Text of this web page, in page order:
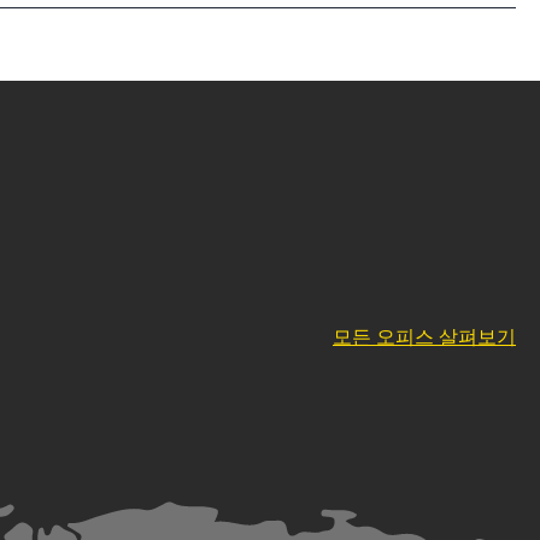
모든 오피스 살펴보기